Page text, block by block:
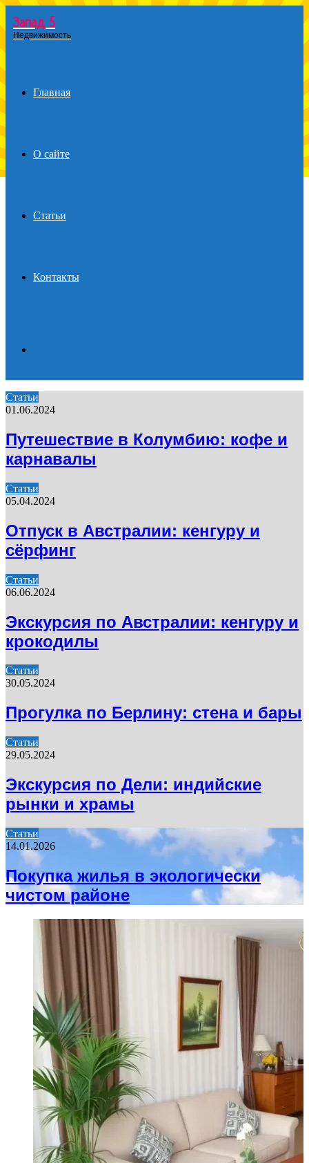
Menu
Запад 5
Недвижимость
Главная
О сайте
Статьи
Контакты
for
Статьи
01.06.2024
Путешествие в Колумбию: кофе и
карнавалы
Статьи
05.04.2024
Отпуск в Австралии: кенгуру и
сёрфинг
Статьи
06.06.2024
Экскурсия по Австралии: кенгуру и
крокодилы
Статьи
30.05.2024
Прогулка по Берлину: стена и бары
Статьи
29.05.2024
Экскурсия по Дели: индийские
рынки и храмы
Статьи
14.01.2026
Покупка жилья в экологически
чистом районе